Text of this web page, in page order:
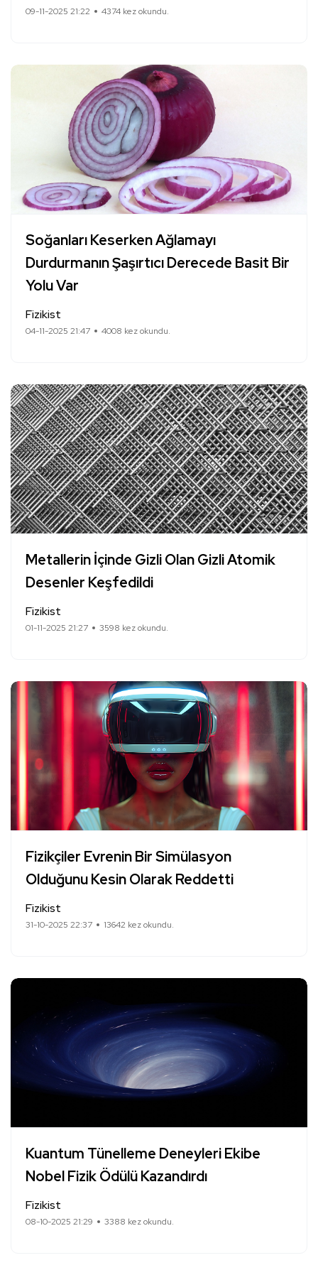
09-11-2025 21:22 4374 kez okundu.
Soğanları Keserken Ağlamayı
Durdurmanın Şaşırtıcı Derecede Basit Bir
Yolu Var
Fizikist
04-11-2025 21:47 4008 kez okundu.
Metallerin İçinde Gizli Olan Gizli Atomik
Desenler Keşfedildi
Fizikist
01-11-2025 21:27 3598 kez okundu.
Fizikçiler Evrenin Bir Simülasyon
Olduğunu Kesin Olarak Reddetti
Fizikist
31-10-2025 22:37 13642 kez okundu.
Kuantum Tünelleme Deneyleri Ekibe
Nobel Fizik Ödülü Kazandırdı
Fizikist
08-10-2025 21:29 3388 kez okundu.